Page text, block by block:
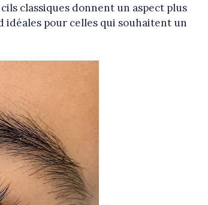
classiques donnent un aspect plus
idéales pour celles qui souhaitent un